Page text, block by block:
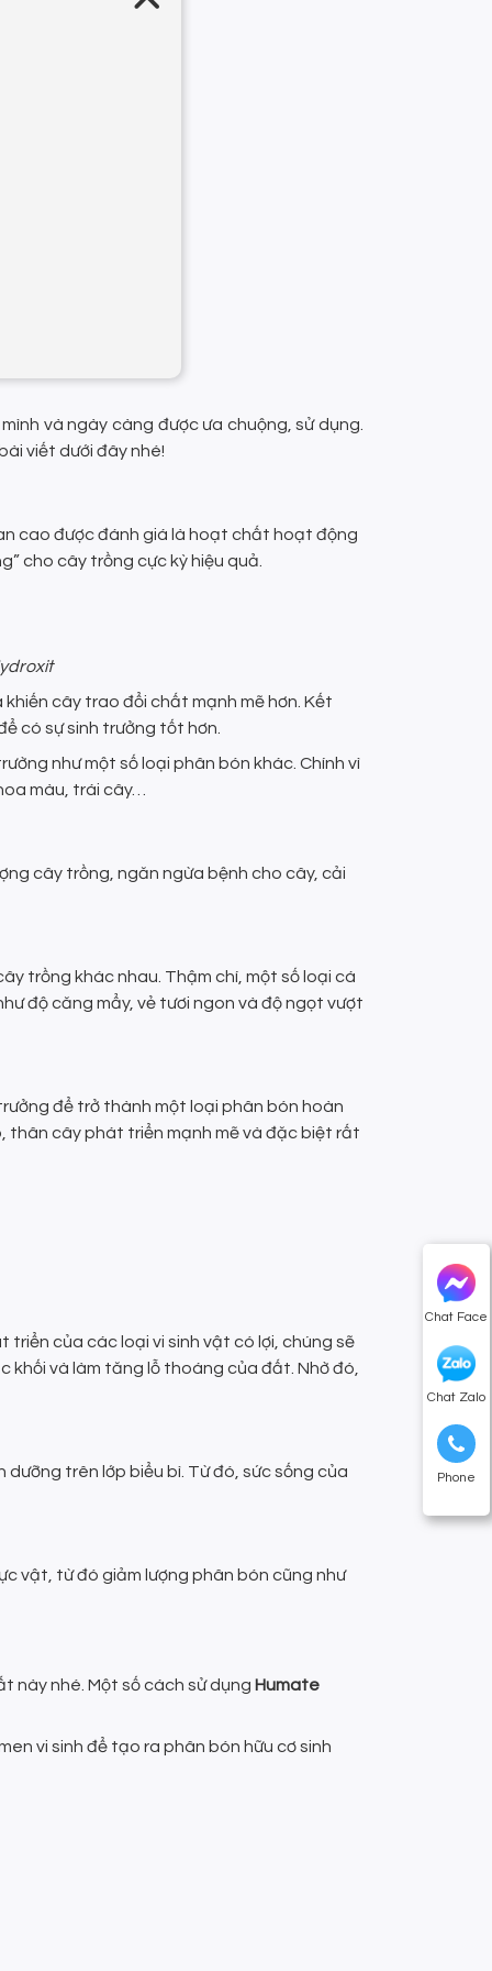
Chat Face
Chat Zalo
Phone
và ngày càng được ưa chuộng, sử dụng.
viết dưới đây nhé!
cao được đánh giá là hoạt chất hoạt động
cho cây trồng cực kỳ hiệu quả.
cây trao đổi chất mạnh mẽ hơn. Kết
có sự sinh trưởng tốt hơn.
như một số loại phân bón khác. Chính vì
màu, trái cây…
cây trồng, ngăn ngừa bệnh cho cây, cải
trồng khác nhau. Thậm chí, một số loại cá
độ căng mẩy, vẻ tươi ngon và độ ngọt vượt
để trở thành một loại phân bón hoàn
thân cây phát triển mạnh mẽ và đặc biệt rất
của các loại vi sinh vật có lợi, chúng sẽ
và làm tăng lỗ thoáng của đất. Nhờ đó,
trên lớp biểu bì. Từ đó, sức sống của
vật, từ đó giảm lượng phân bón cũng như
này nhé. Một số cách sử dụng Humate
vi sinh để tạo ra phân bón hữu cơ sinh